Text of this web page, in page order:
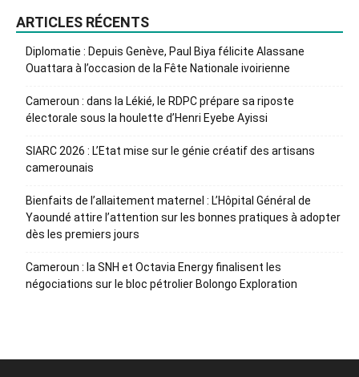
ARTICLES RÉCENTS
Diplomatie : Depuis Genève, Paul Biya félicite Alassane
Ouattara à l’occasion de la Fête Nationale ivoirienne
Cameroun : dans la Lékié, le RDPC prépare sa riposte
électorale sous la houlette d’Henri Eyebe Ayissi
SIARC 2026 : L’Etat mise sur le génie créatif des artisans
camerounais
Bienfaits de l’allaitement maternel : L’Hôpital Général de
Yaoundé attire l’attention sur les bonnes pratiques à adopter
dès les premiers jours
Cameroun : la SNH et Octavia Energy finalisent les
négociations sur le bloc pétrolier Bolongo Exploration